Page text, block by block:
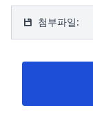
첨부파일: